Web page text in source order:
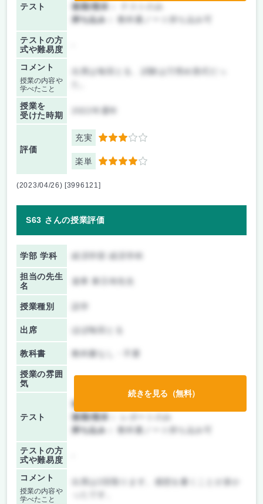
テスト 後期/期末：
持ち込み：
教科書ノート持ち込み可
テストの方
式や難易度
コメント
授業の内容や
学べたこと
出席は毎回とる、試験は穴埋め形式だっ
授業を
受けた時期
評価
充実 3
楽単 4
(2023/04/26) [3996121]
S63 さんの授業評価
学部 学科
担当の先生
名
授業種別
出席 ほぼ毎回とる
教科書 教科書なし・不要
授業の雰囲
気
テスト
前期/中間：
後期/期末：
持ち込み：
教科書ノート持ち込み可
テストの方
式や難易度
コメント
授業の内容や
学べたこと
出席は2回取ります。感想を書くことが多か
続きを見る（無料）